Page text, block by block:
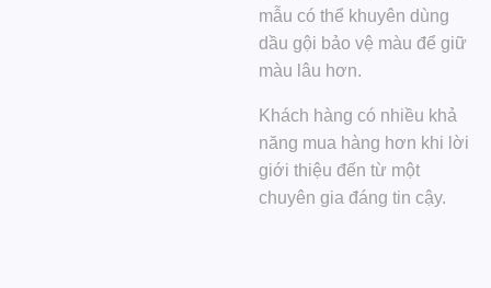
mẫu có thể khuyên dùng
dầu gội bảo vệ màu để giữ
màu lâu hơn.
Khách hàng có nhiều khả
năng mua hàng hơn khi lời
giới thiệu đến từ một
chuyên gia đáng tin cậy.